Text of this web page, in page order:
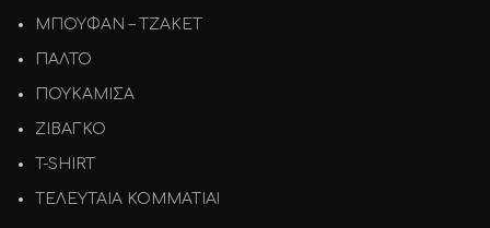
ΜΠΟΥΦΑΝ – ΤΖΑΚΕΤ
ΠΑΛΤΟ
ΠΟΥΚΑΜΙΣΑ
ΖΙΒΑΓΚΟ
T-SHIRT
ΤΕΛΕΥΤΑΙΑ ΚΟΜΜΑΤΙΑ!